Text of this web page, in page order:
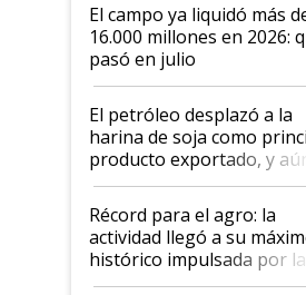
El campo ya liquidó más
16.000 millones en 2026:
pasó en julio
El petróleo desplazó a la
harina de soja como
producto exportado, y aún
el agro aportó casi seis
diez dólares y sostuvo el
liderazgo en un semestre
récord
Récord para el agro: la
actividad llegó a su
histórico impulsada por la
cosecha y las